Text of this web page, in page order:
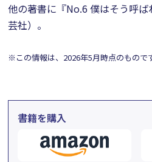
他の著書に『No.6 僕はそう呼
芸社）。
※この情報は、2026年5月時点のものです
書籍を購入